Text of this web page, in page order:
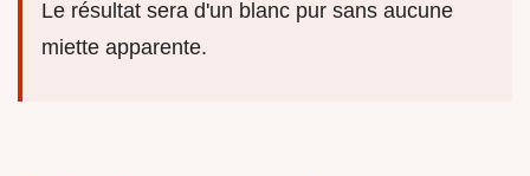
Le résultat sera d'un blanc pur sans aucune
miette apparente.